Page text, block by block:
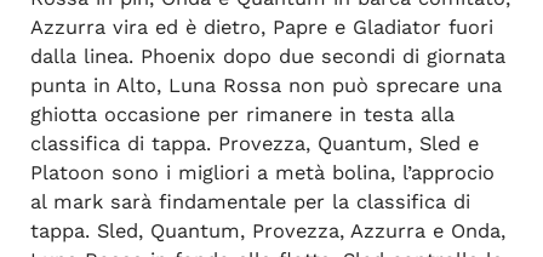
Azzurra vira ed è dietro, Papre e Gladiator fuori
dalla linea. Phoenix dopo due secondi di giornata
punta in Alto, Luna Rossa non può sprecare una
ghiotta occasione per rimanere in testa alla
classifica di tappa. Provezza, Quantum, Sled e
Platoon sono i migliori a metà bolina, l’approcio
al mark sarà findamentale per la classifica di
tappa. Sled, Quantum, Provezza, Azzurra e Onda,